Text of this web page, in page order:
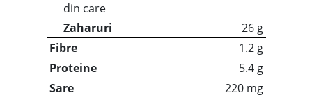
din care
Zaharuri
26 g
Fibre
1.2 g
Proteine
5.4 g
Sare
220 mg